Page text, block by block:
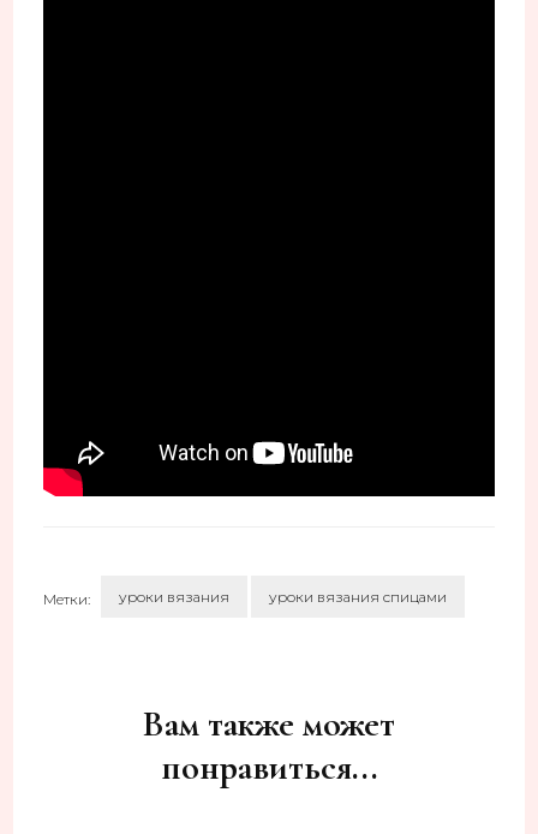
Метки: уроки вязания уроки вязания спицами
записямВам также может
понравиться...